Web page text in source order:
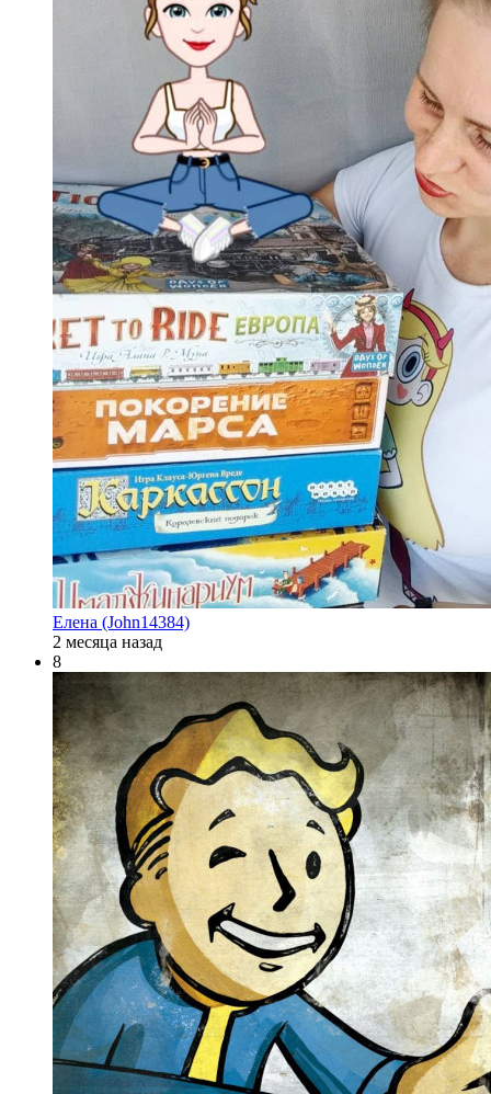
Елена (John14384)
2 месяца назад
8